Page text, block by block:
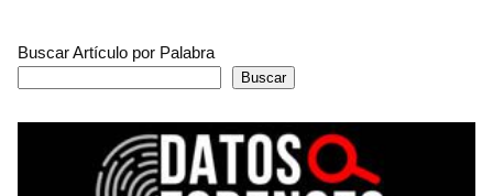
Buscar Artículo por Palabra
Buscar